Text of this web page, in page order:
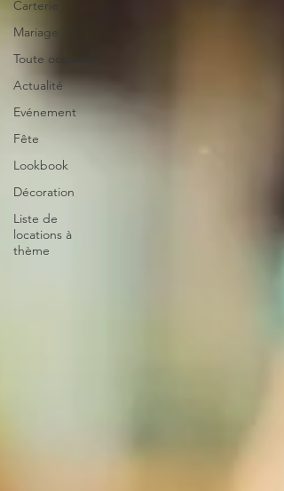
Carterie
Mariage
Toute occasion
Actualité
Evénement
Fête
Lookbook
Décoration
Liste de
locations à
thème